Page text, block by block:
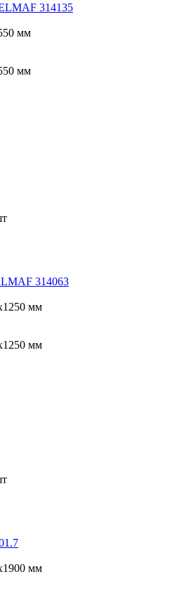
314135
мм
мм
314063
мм
мм
мм